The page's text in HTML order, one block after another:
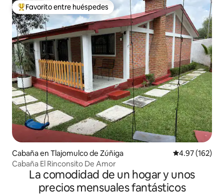
De los mejores en Favorito entre huéspedes
Favorito entre huéspedes
Cabaña en Tlajomulco de Zúñiga Calificación
4.97 (162)
Cabaña El Rinconsito De Amor
La comodidad de un hogar y unos
precios mensuales fantásticos